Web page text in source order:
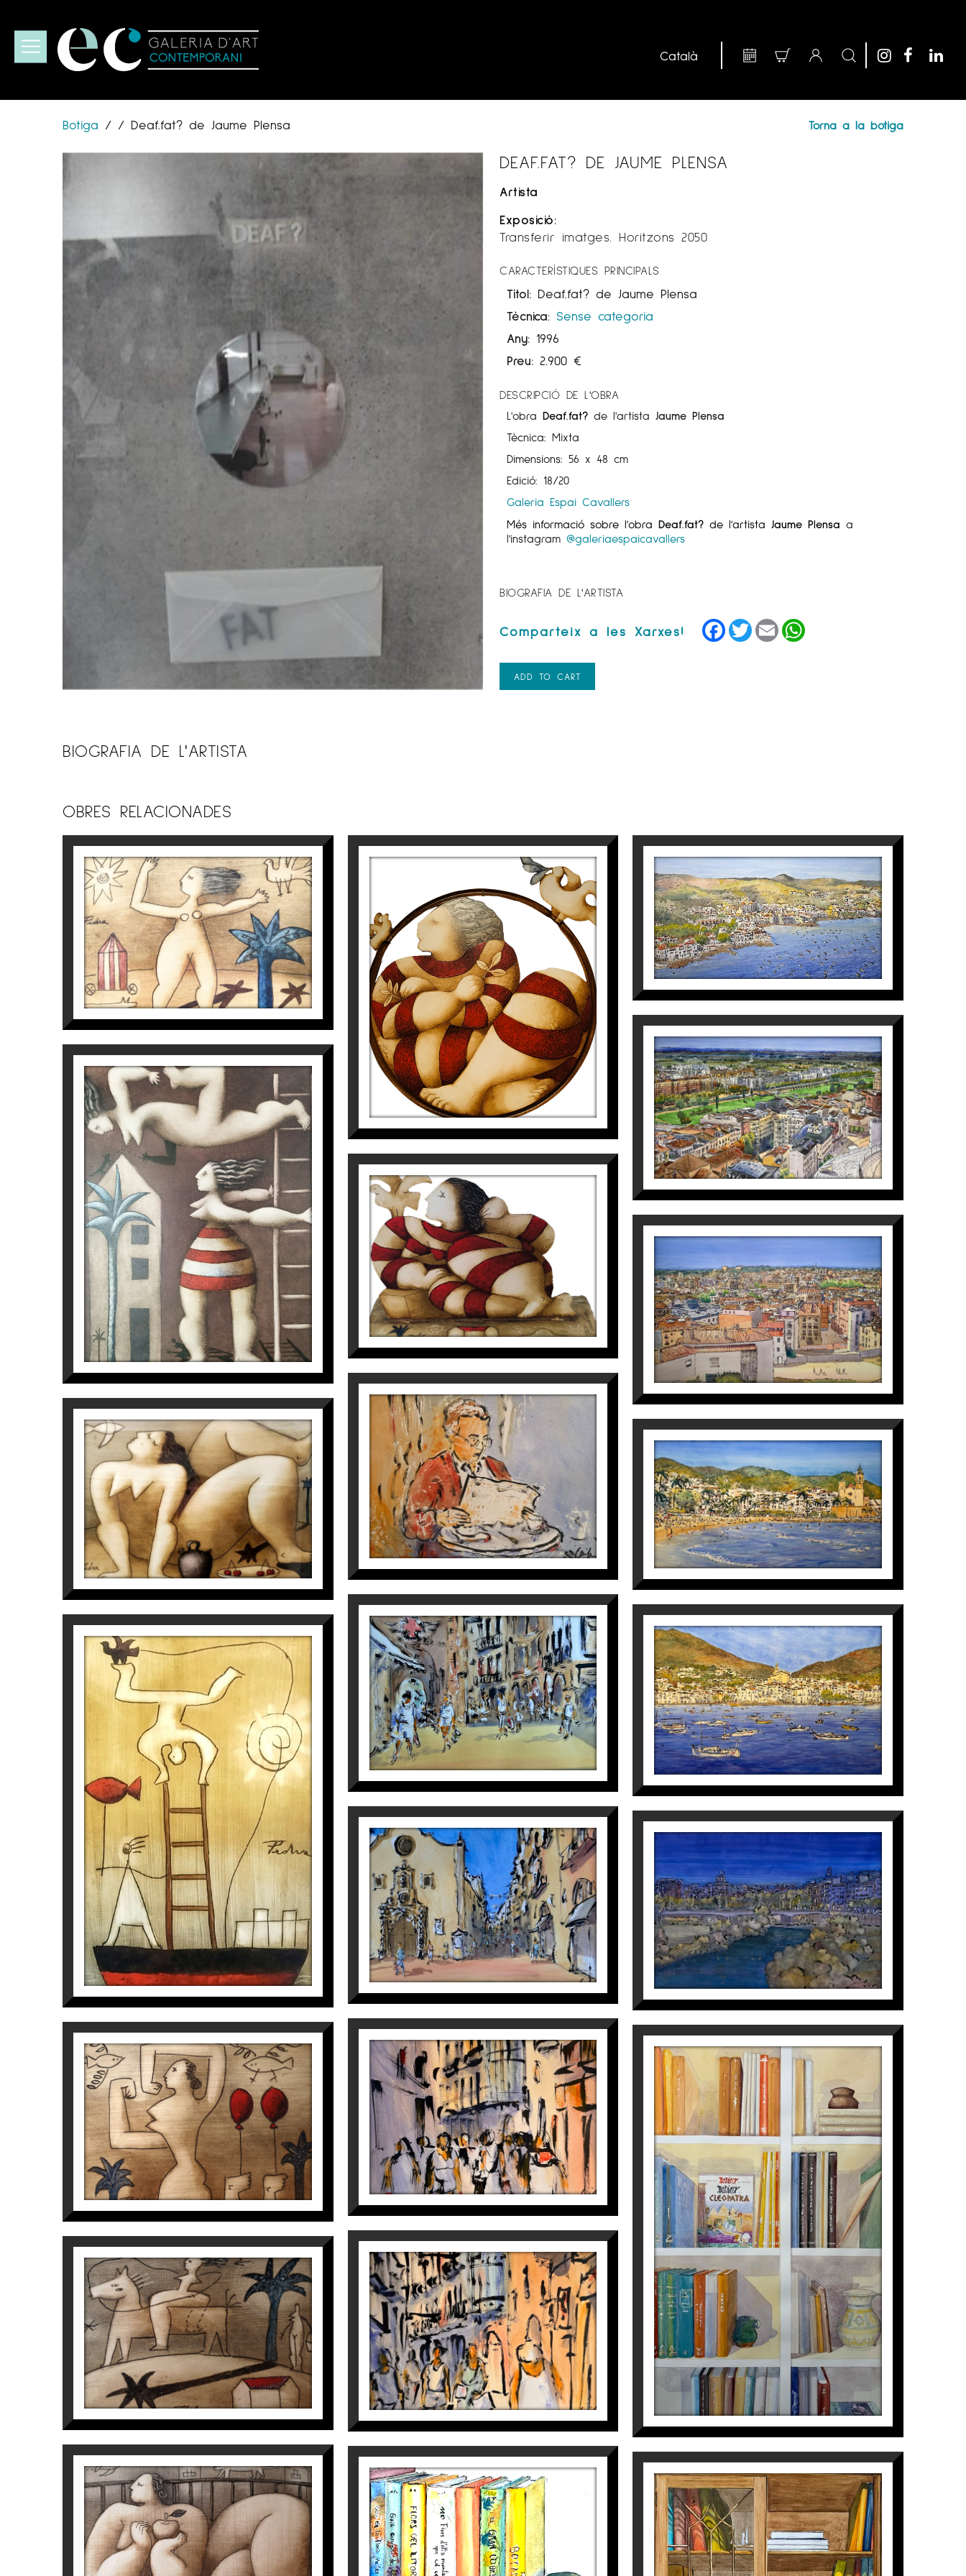
Botiga / / Deaf.fat? de Jaume Plensa Torna a la botiga
DEAF.FAT? DE JAUME PLENSA
Artista
Exposició:
Transferir imatges. Horitzons 2050
CARACTERÍSTIQUES PRINCIPALS
Títol: Deaf.fat? de Jaume Plensa
Tècnica: Sense categoria
Any: 1996
Preu: 2.900€
DESCRIPCIÓ DE L'OBRA
L'obraDeaf.fat? de l'artista Jaume Plensa
Tècnica: Mixta
Dimensions: 56 x 48 cm
Edició: 18/20
Galeria Espai Cavallers
Més informació sobre l'obraDeaf.fat? de l'artista Jaume Plensa a
l'instagram@galeriaespaicavallers
BIOGRAFIA DE L'ARTISTA
Facebook
TwitterEmail
ADD TO CART
BIOGRAFIA DE L'ARTISTA
OBRES RELACIONADES
S/T
Víctor Pedra
350€
S/T
Víctor Pedra
2.700€
S/T
Víctor Pedra
500€
S/T
Víctor Pedra
350
S/T
Víctor Pedra
350€
S/T
Víctor Pedra
350€
S/T
Víctor Pedra
500€
S/T
Víctor Pedra
5.500€
S/T
Víctor Pedra
1.400€
HOME LLEGINT
Maite Farreres
390€
PORXOS FARMÀCIA
Maite Farreres
440€
PLAÇA SANT FRANCESC
Maite Farreres
440€
CARRER MAJOR, CASA MAGÍ
LLORENS III
Maite Farreres
390€
CARRER MAJOR, CASA MAGÍ
LLORENS II
Maite Farreres
390€
LLIBRERIA FLORS
Maite Farreres
VISTA CADAQUÉS
Maite Farreres
4.750€
PANORAMICA UNIVERSITAT
Maite Farreres
3.800€
PANORAMICA GARDENY
Maite Farreres
3.800€
SITGES
Maite Farreres
3.250€
MARINA CADAQUÉS
Maite Farreres
2.850€
LA NIT
Maite Farreres
1.800€
LLIBRERÍA ASTERIX
Maite Farreres
1.790